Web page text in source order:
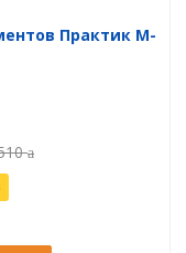
Практик M-